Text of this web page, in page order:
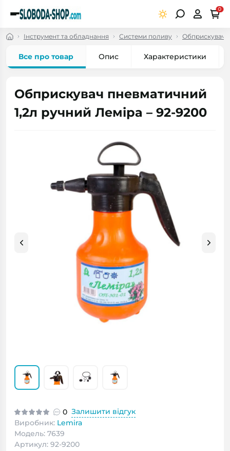
0
Інструмент та обладнання Системи поливу Обприскувачі
Все про товар Опис Характеристики
Обприскувач пневматичний
1,2л ручний Леміра – 92-9200
0 Залишити відгук
Виробник: Lemira
Модель: 7639
Артикул: 92-9200